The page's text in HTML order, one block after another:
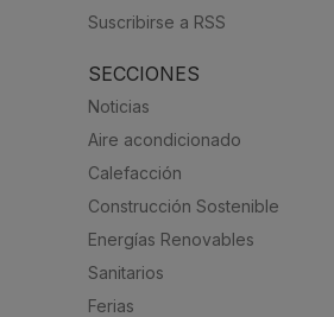
Suscribirse a RSS
SECCIONES
Noticias
Aire acondicionado
Calefacción
Construcción Sostenible
Energías Renovables
Sanitarios
Ferias